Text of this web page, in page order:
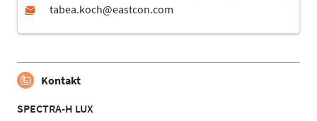
Kontakt
SPECTRA-H LUX